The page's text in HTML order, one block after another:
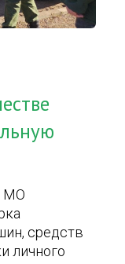
МО
средств
личного